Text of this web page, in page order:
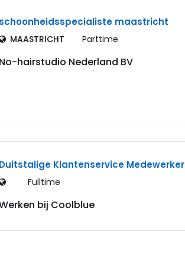
schoonheidsspecialiste maastricht
MAASTRICHT Parttime
No-hairstudio Nederland BV
Duitstalige Klantenservice Medewerker
Fulltime
bij Coolblue